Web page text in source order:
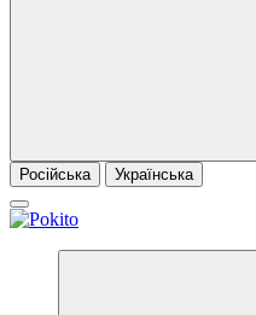
Російська Українська